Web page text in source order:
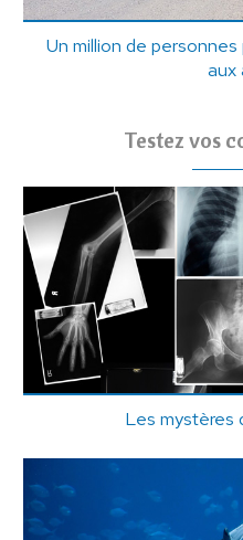
Un million de
aux
Testez vos
Les mystères